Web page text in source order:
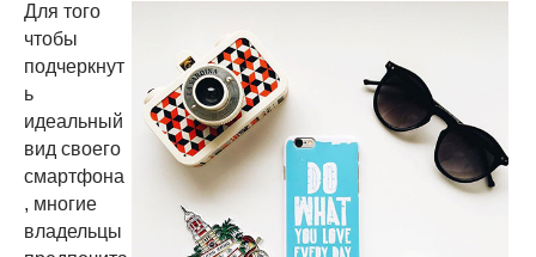
Для того
чтобы
подчеркнут
ь
идеальный
вид своего
смартфона
, многие
владельцы